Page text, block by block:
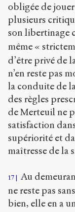
obligée de
plusieurs
son libertinage
même «
d’être privé de
n’en reste pas
la conduite de
des règles
de Merteuil ne
satisfaction
supériorité et
maîtresse de la
17
Au
ne reste pas
bien, elle en a